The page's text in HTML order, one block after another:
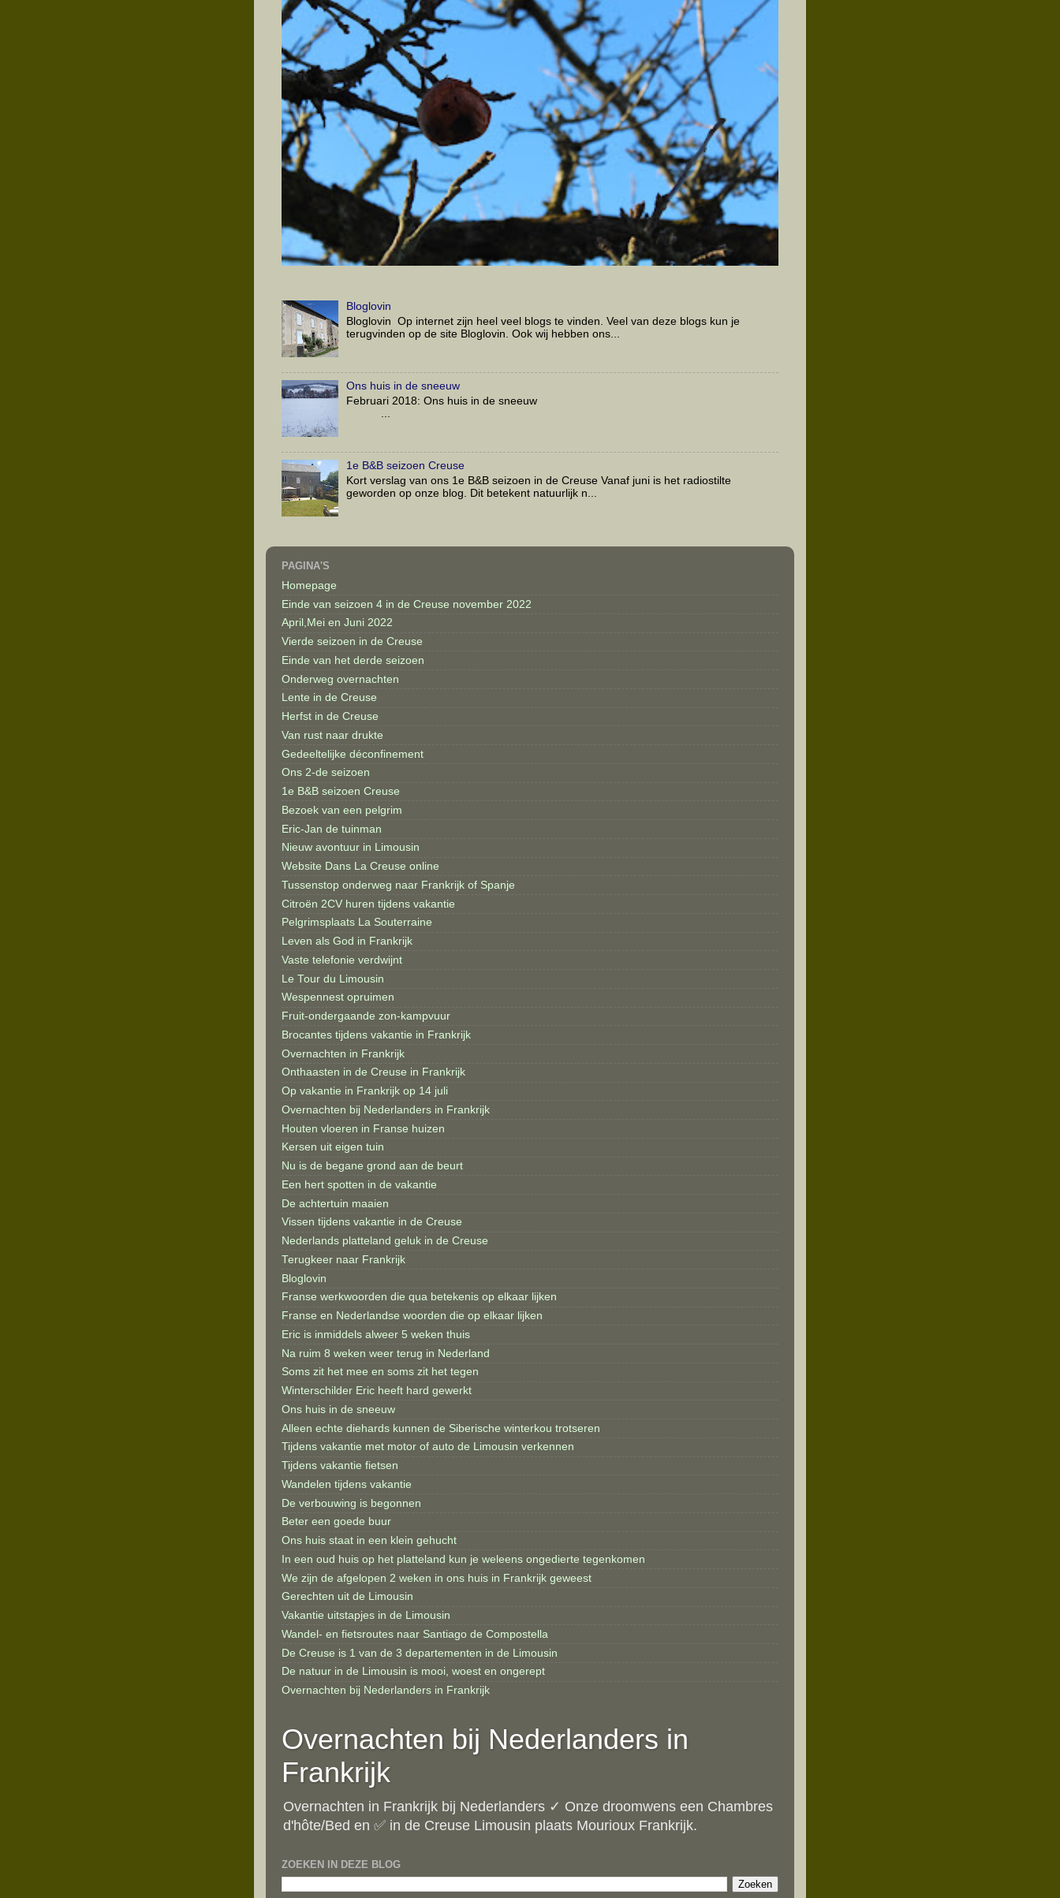
Bloglovin
Bloglovin Op internet zijn heel veel blogs te vinden. Veel van deze blogs kun je
terugvinden op de site Bloglovin. Ook wij hebben ons...
Ons huis in de sneeuw
Februari 2018: Ons huis in de sneeuw
1e B&B seizoen Creuse
Kort verslag van ons 1e B&B seizoen in de Creuse Vanaf juni is het radiostilte
geworden op onze blog. Dit betekent natuurlijk n...
PAGINA'S
Homepage
Einde van seizoen 4 in de Creuse november 2022
April,Mei en Juni 2022
Vierde seizoen in de Creuse
Einde van het derde seizoen
Onderweg overnachten
Lente in de Creuse
Herfst in de Creuse
Van rust naar drukte
Gedeeltelijke déconfinement
Ons 2-de seizoen
1e B&B seizoen Creuse
Bezoek van een pelgrim
Eric-Jan de tuinman
Nieuw avontuur in Limousin
Website Dans La Creuse online
Tussenstop onderweg naar Frankrijk of Spanje
Citroën 2CV huren tijdens vakantie
Pelgrimsplaats La Souterraine
Leven als God in Frankrijk
Vaste telefonie verdwijnt
Le Tour du Limousin
Wespennest opruimen
Fruit-ondergaande zon-kampvuur
Brocantes tijdens vakantie in Frankrijk
Overnachten in Frankrijk
Onthaasten in de Creuse in Frankrijk
Op vakantie in Frankrijk op 14 juli
Overnachten bij Nederlanders in Frankrijk
Houten vloeren in Franse huizen
Kersen uit eigen tuin
Nu is de begane grond aan de beurt
Een hert spotten in de vakantie
De achtertuin maaien
Vissen tijdens vakantie in de Creuse
Nederlands platteland geluk in de Creuse
Terugkeer naar Frankrijk
Bloglovin
Franse werkwoorden die qua betekenis op elkaar lijken
Franse en Nederlandse woorden die op elkaar lijken
Eric is inmiddels alweer 5 weken thuis
Na ruim 8 weken weer terug in Nederland
Soms zit het mee en soms zit het tegen
Winterschilder Eric heeft hard gewerkt
Ons huis in de sneeuw
Alleen echte diehards kunnen de Siberische winterkou trotseren
Tijdens vakantie met motor of auto de Limousin verkennen
Tijdens vakantie fietsen
Wandelen tijdens vakantie
De verbouwing is begonnen
Beter een goede buur
Ons huis staat in een klein gehucht
In een oud huis op het platteland kun je weleens ongedierte tegenkomen
We zijn de afgelopen 2 weken in ons huis in Frankrijk geweest
Gerechten uit de Limousin
Vakantie uitstapjes in de Limousin
Wandel- en fietsroutes naar Santiago de Compostella
De Creuse is 1 van de 3 departementen in de Limousin
De natuur in de Limousin is mooi, woest en ongerept
Overnachten bij Nederlanders in Frankrijk
Overnachten bij Nederlanders in
Frankrijk
Overnachten in Frankrijk bij Nederlanders ✓ Onze droomwens een Chambres
d'hôte/Bed en ✅ in de Creuse Limousin plaats Mourioux Frankrijk.
ZOEKEN IN DEZE BLOG